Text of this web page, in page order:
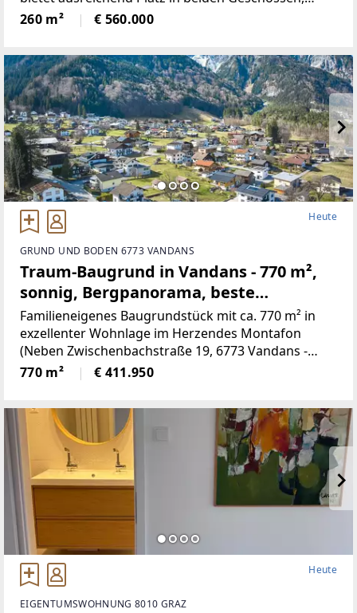
neben 5Schlafräumen, gibt es ein Wohnzimmer mit
neu renovierten Kachelofen,
260 m² € 560.000
Heute
GRUND UND BODEN 6773 VANDANS
Traum-Baugrund in Vandans - 770 m²,
sonnig, Bergpanorama, beste
Infrastruktur! (Provisionsfrei)
Familieneigenes Baugrundstück mit ca. 770 m² in
exzellenter Wohnlage im Herzendes Montafon
(Neben Zwischenbachstraße 19, 6773 Vandans -
Grundstücksnummer129/2)Das Grundstück liegt in
Zone 5 - Wohngebiet und bietet
770 m² € 411.950
Heute
EIGENTUMSWOHNUNG 8010 GRAZ